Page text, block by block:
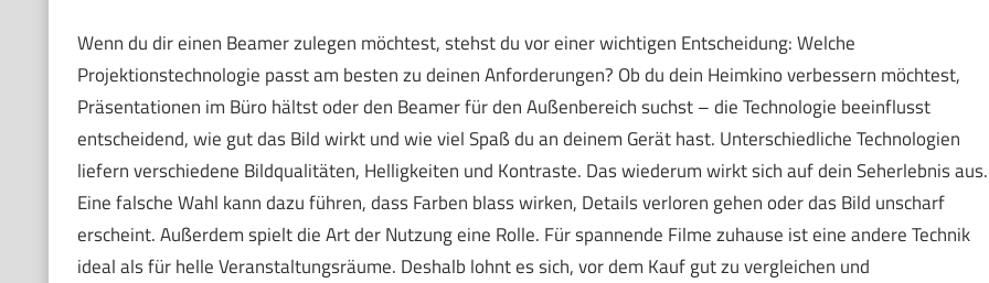
Wenn du dir einen Beamer zulegen möchtest, stehst du vor einer wichtigen Entscheidung: Welche
Projektionstechnologie passt am besten zu deinen Anforderungen? Ob du dein Heimkino verbessern möchtest,
Präsentationen im Büro hältst oder den Beamer für den Außenbereich suchst – die Technologie beeinflusst
entscheidend, wie gut das Bild wirkt und wie viel Spaß du an deinem Gerät hast. Unterschiedliche Technologien
liefern verschiedene Bildqualitäten, Helligkeiten und Kontraste. Das wiederum wirkt sich auf dein Seherlebnis aus.
Eine falsche Wahl kann dazu führen, dass Farben blass wirken, Details verloren gehen oder das Bild unscharf
erscheint. Außerdem spielt die Art der Nutzung eine Rolle. Für spannende Filme zuhause ist eine andere Technik
ideal als für helle Veranstaltungsräume. Deshalb lohnt es sich, vor dem Kauf gut zu vergleichen und